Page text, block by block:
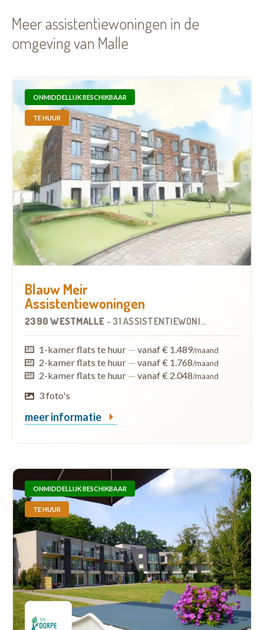
Meer assistentiewoningen in de
omgeving van Malle
ONMIDDELLIJK BESCHIKBAAR
TE HUUR
Blauw Meir
Assistentiewoningen
2390 WESTMALLE - 31 ASSISTENTIEWONINGEN
1-kamer flats te huur — vanaf € 1.489/maand
2-kamer flats te huur — vanaf € 1.768/maand
2-kamer flats te huur — vanaf € 2.048/maand
3 foto's
meer informatie
ONMIDDELLIJK BESCHIKBAAR
TE HUUR